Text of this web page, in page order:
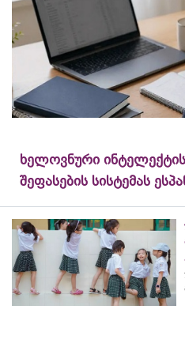
ხელოვნური
შეფასების სისტემას